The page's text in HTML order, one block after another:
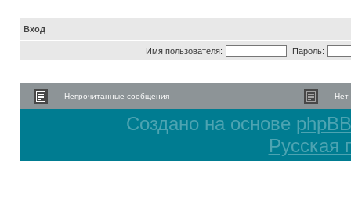
Вход
Имя пользователя: Пароль:
Непрочитанные сообщения Нет
Создано на основе phpBB
Русская